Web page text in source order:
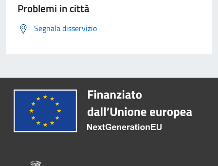
Problemi in città
Segnala disservizio